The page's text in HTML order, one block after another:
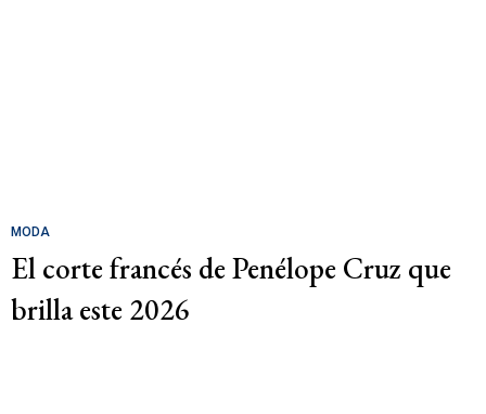
MODA
El corte francés de Penélope Cruz que
brilla este 2026